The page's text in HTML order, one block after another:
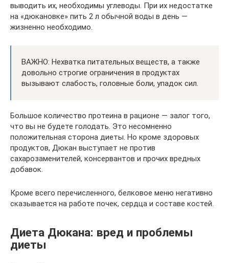
выводить их, необходимы углеводы. При их недостатке
на «дюкановке» пить 2 л обычной воды в день —
жизненно необходимо.
ВАЖНО: Нехватка питательных веществ, а также
довольно строгие ограничения в продуктах
вызывают слабость, головные боли, упадок сил.
Большое количество протеина в рационе — залог того,
что вы не будете голодать. Это несомненно
положительная сторона диеты. Но кроме здоровых
продуктов, Дюкан выступает не против
сахарозаменителей, консервантов и прочих вредных
добавок.
Кроме всего перечисленного, белковое меню негативно
сказывается на работе почек, сердца и составе костей.
Диета Дюкана: вред и проблемы
диеты